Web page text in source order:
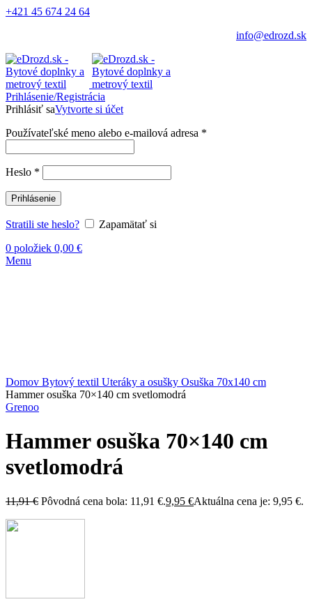
+421 45 674 24 64
info@edrozd.sk
Prihlásenie/Registrácia
Prihlásiť saVytvorte si účet
Používateľské meno alebo e-mailová adresa *
Heslo *
Prihlásenie
Stratili ste heslo?
Zapamätať si
0 položiek 0,00 €
Menu
Domov Bytový textil Uteráky a osušky Osuška 70x140 cm
Hammer osuška 70×140 cm svetlomodrá
Grenoo
Hammer osuška 70×140 cm
svetlomodrá
11,91€ Pôvodná cena bola: 11,91 €.9,95 €Aktuálna cena je: 9,95 €.